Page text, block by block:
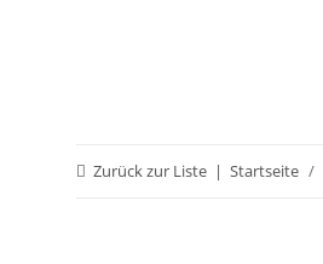
Zurück zur Liste Startseite